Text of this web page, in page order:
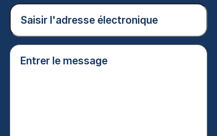
(Nécessaire)
Courriel
(Nécessaire)
Entrer